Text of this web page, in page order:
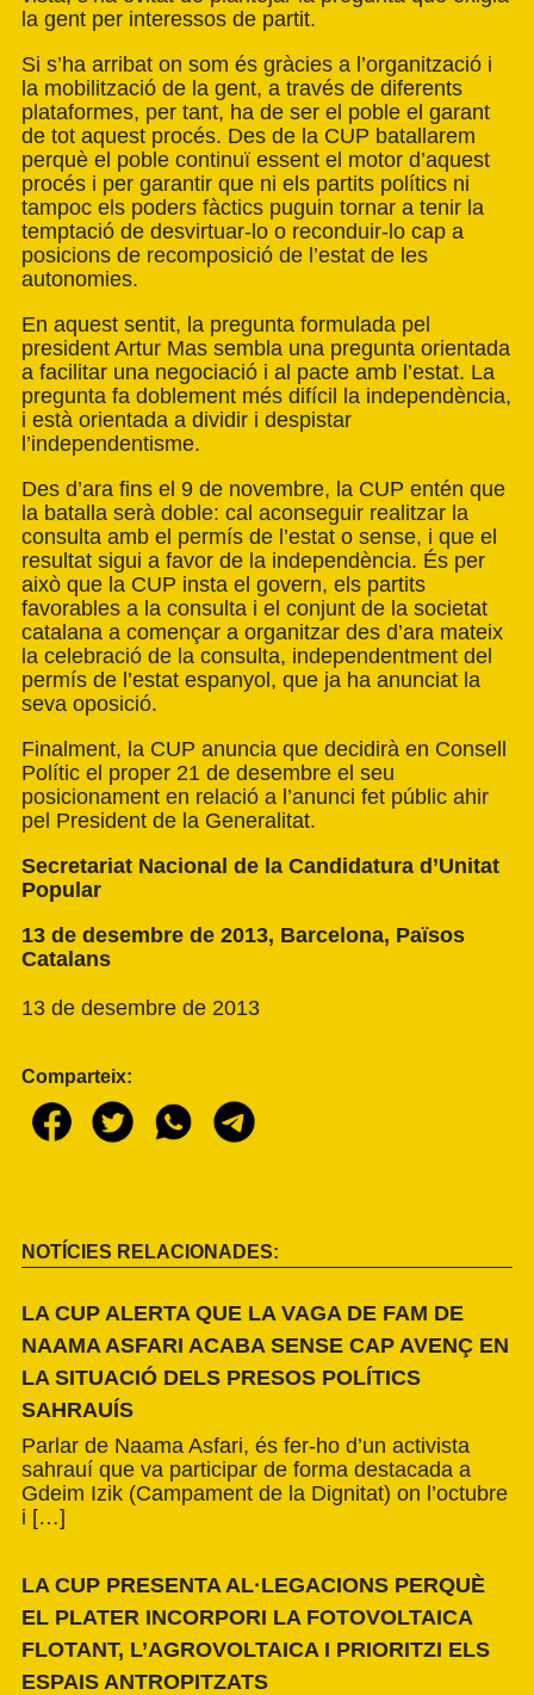
la gent per interessos de partit.
Si s’ha arribat on som és gràcies a l’organització i
la mobilització de la gent, a través de diferents
plataformes, per tant, ha de ser el poble el garant
de tot aquest procés. Des de la CUP batallarem
perquè el poble continuï essent el motor d’aquest
procés i per garantir que ni els partits polítics ni
tampoc els poders fàctics puguin tornar a tenir la
temptació de desvirtuar-lo o reconduir-lo cap a
posicions de recomposició de l’estat de les
autonomies.
En aquest sentit, la pregunta formulada pel
president Artur Mas sembla una pregunta orientada
a facilitar una negociació i al pacte amb l’estat. La
pregunta fa doblement més difícil la independència,
i està orientada a dividir i despistar
l’independentisme.
Des d’ara fins el 9 de novembre, la CUP entén que
la batalla serà doble: cal aconseguir realitzar la
consulta amb el permís de l’estat o sense, i que el
resultat sigui a favor de la independència. És per
això que la CUP insta el govern, els partits
favorables a la consulta i el conjunt de la societat
catalana a començar a organitzar des d’ara mateix
la celebració de la consulta, independentment del
permís de l’estat espanyol, que ja ha anunciat la
seva oposició.
Finalment, la CUP anuncia que decidirà en Consell
Polític el proper 21 de desembre el seu
posicionament en relació a l’anunci fet públic ahir
pel President de la Generalitat.
Secretariat Nacional de la Candidatura d’Unitat
Popular
13 de desembre de 2013, Barcelona, Països
Catalans
13 de desembre de 2013
Comparteix:
NOTÍCIES RELACIONADES:
LA CUP ALERTA QUE LA VAGA DE FAM DE
NAAMA ASFARI ACABA SENSE CAP AVENÇ EN
LA SITUACIÓ DELS PRESOS POLÍTICS
SAHRAUÍS
Parlar de Naama Asfari, és fer-ho d’un activista
sahrauí que va participar de forma destacada a
Gdeim Izik (Campament de la Dignitat) on l’octubre
i […]
LA CUP PRESENTA AL·LEGACIONS PERQUÈ
EL PLATER INCORPORI LA FOTOVOLTAICA
FLOTANT, L’AGROVOLTAICA I PRIORITZI ELS
ESPAIS ANTROPITZATS